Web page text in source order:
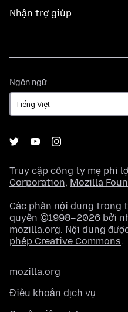
Nhận trợ giúp
Ngôn ngữ
ngữ
Truy cập công ty mẹ phi
Corporation, Mozilla
Các phần nội dung trong
quyền ©1998–2026 bởi
mozilla.org. Nội dung
phép Creative Commons.
mozilla.org
Điều khoản dịch vụ